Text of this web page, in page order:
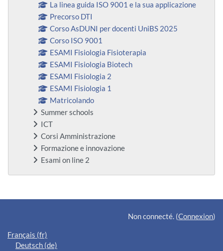
La linea guida ISO 9001 e la sua applicazione
Precorso DTI
Corso AsDUNI per docenti UniBS 2025
Corso ISO 9001
ESAMI Fisiologia Fisioterapia
ESAMI Fisiologia Biotech
ESAMI Fisiologia 2
ESAMI Fisiologia 1
Matricolando
Summer schools
ICT
Corsi Amministrazione
Formazione e innovazione
Esami on line 2
Blocs supplémentaires
Non connecté. (Connexion)
Français ‎(fr)‎
Deutsch ‎(de)‎